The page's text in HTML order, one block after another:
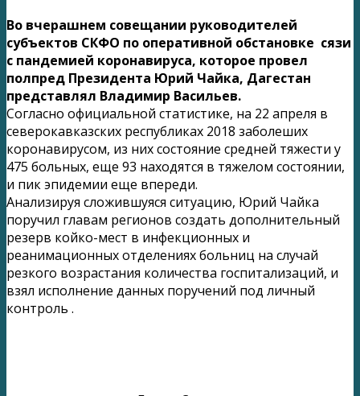
Во вчерашнем совещании руководителей
субъектов СКФО по оперативной обстановке сязи
с пандемией коронавируса, которое провел
полпред Президента Юрий Чайка, Дагестан
представлял Владимир Васильев.
Согласно официальной статистике, на 22 апреля в
северокавказских республиках 2018 заболеших
коронавирусом, из них состояние средней тяжести у
475 больных, еще 93 находятся в тяжелом состоянии,
и пик эпидемии еще впереди.
Анализируя сложившуяся ситуацию, Юрий Чайка
поручил главам регионов создать дополнительный
резерв койко-мест в инфекционных и
реанимационных отделениях больниц на случай
резкого возрастания количества госпитализаций, и
взял исполнение данных поручений под личный
контроль .